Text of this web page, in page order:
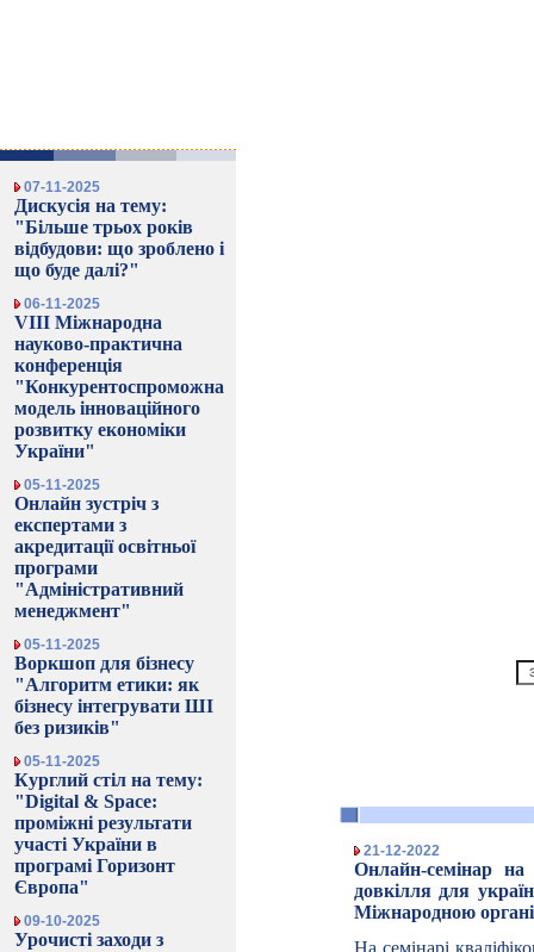
07-11-2025
Дискусія на тему:
"Більше трьох років
відбудови: що зроблено і
що буде далі?"
06-11-2025
VIII Міжнародна
науково-практична
конференція
"Конкурентоспроможна
модель інноваційного
розвитку економіки
України"
05-11-2025
Онлайн зустріч з
експертами з
акредитації освітньої
програми
"Адміністративний
менеджмент"
05-11-2025
Воркшоп для бізнесу
"Алгоритм етики: як
бізнесу інтегрувати ШІ
без ризиків"
05-11-2025
Курглий стіл на тему:
"Digital & Space:
проміжні результати
участі України в
програмі Горизонт
Європа"
09-10-2025
Урочисті заходи з
21-12-2022
Онлайн-семінар
довкілля для
Міжнародною
На семінарі